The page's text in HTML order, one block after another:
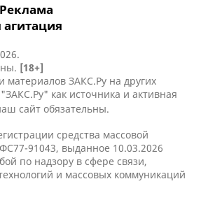
Реклама
[18+]
материалов ЗАКС.Ру на других
как источника и активная
сайт обязательны.
средства массовой
91043, выданное 10.03.2026
по надзору в сфере связи,
и массовых коммуникаций